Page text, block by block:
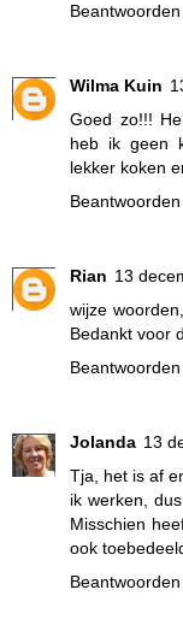
Beantwoorden
Wilma Kuin
Goed zo!!!
heb ik geen
lekker koken
Beantwoorden
Rian 13
wijze
Bedankt voor
Beantwoorden
Jolanda 13
Tja, het is af
ik werken,
Misschien
ook
Beantwoorden